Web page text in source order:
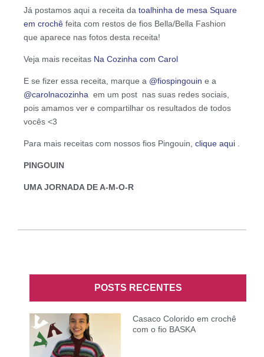
Já postamos aqui a receita da toalhinha de mesa Square
em crochê feita com restos de fios Bella/Bella Fashion
que aparece nas fotos desta receita!
Veja mais receitas Na Cozinha com Carol
E se fizer essa receita, marque a @fiospingouin e a
@carolnacozinha em um post nas suas redes sociais,
pois amamos ver e compartilhar os resultados de todos
vocês <3
Para mais receitas com nossos fios Pingouin, clique aqui .
PINGOUIN
UMA JORNADA DE A-M-O-R
POSTS RECENTES
Casaco Colorido em crochê
com o fio BASKA